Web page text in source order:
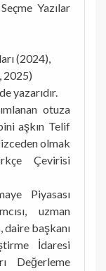
Yazılar
(2024),
2025)
yazarıdır.
otuza
aşkın Telif
olmak
Çevirisi
Piyasası
uzman
daire başkanı
İdaresi
Değerleme